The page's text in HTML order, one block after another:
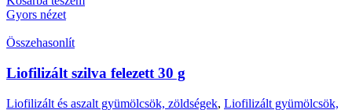
Gyors nézet
Összehasonlít
Liofilizált szilva felezett 30 g
Liofilizált és aszalt gyümölcsök, zöldségek, Liofilizált gyümölcsök,